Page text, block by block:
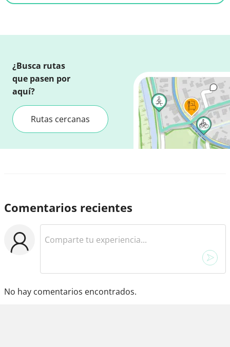
¿Busca rutas
que pasen por
aquí?
Rutas cercanas
Comentarios recientes
No hay comentarios encontrados.